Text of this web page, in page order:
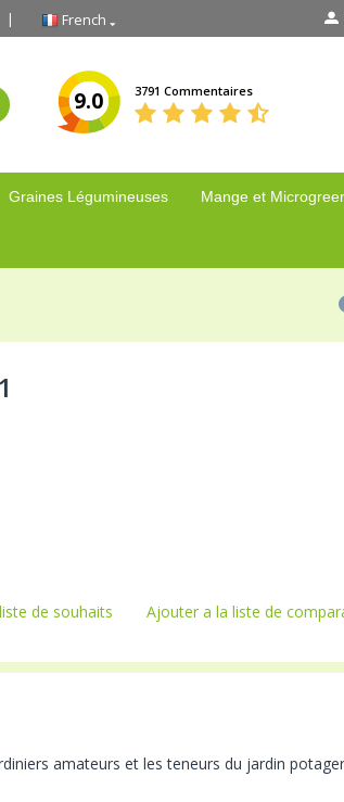
French
9.0 3791 Commentaires
Graines Légumineuses Mange et
de souhaits Ajouter a la liste de
amateurs et les teneurs du jardin